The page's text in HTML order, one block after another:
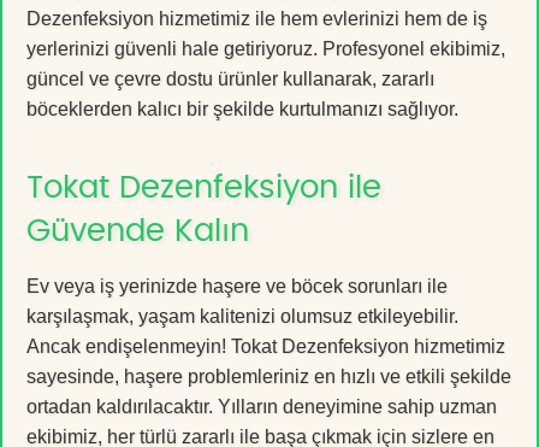
Dezenfeksiyon hizmetimiz ile hem evlerinizi hem de iş
yerlerinizi güvenli hale getiriyoruz. Profesyonel ekibimiz,
güncel ve çevre dostu ürünler kullanarak, zararlı
böceklerden kalıcı bir şekilde kurtulmanızı sağlıyor.
Tokat Dezenfeksiyon ile
Güvende Kalın
Ev veya iş yerinizde haşere ve böcek sorunları ile
karşılaşmak, yaşam kalitenizi olumsuz etkileyebilir.
Ancak endişelenmeyin! Tokat Dezenfeksiyon hizmetimiz
sayesinde, haşere problemleriniz en hızlı ve etkili şekilde
ortadan kaldırılacaktır. Yılların deneyimine sahip uzman
ekibimiz, her türlü zararlı ile başa çıkmak için sizlere en